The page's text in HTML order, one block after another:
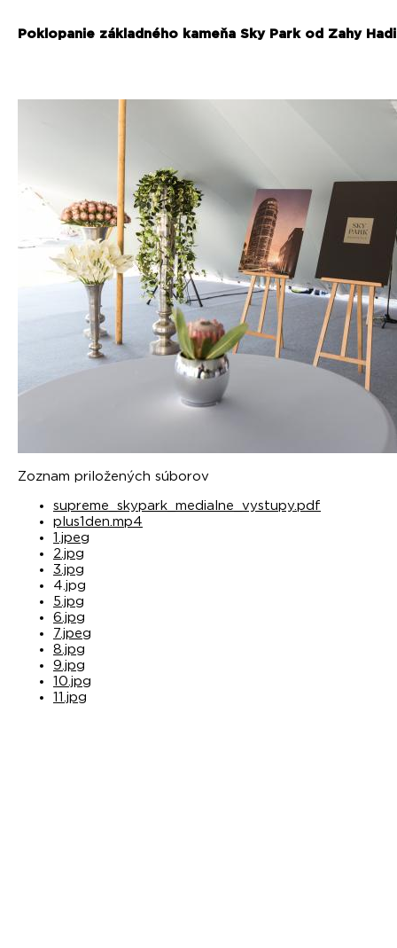
Poklopanie základného kameňa Sky Park od Zahy
Zoznam priložených súborov
supreme_skypark_medialne_vystupy.pdf
plus1den.mp4
1.jpeg
2.jpg
3.jpg
4.jpg
5.jpg
6.jpg
7.jpeg
8.jpg
9.jpg
10.jpg
11.jpg